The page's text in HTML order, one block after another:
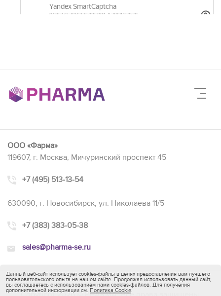
ООО «Фарма»
119607, г. Москва, Мичуринский проспект 45
+7 (495) 513-13-54
630090, г. Новосибирск, ул. Николаева 11/5
+7 (383) 383-05-38
sales@pharma-se.ru
Данный веб-сайт использует cookies-файлы в целях предоставления вам лучшего
пользовательского опыта на нашем сайте. Продолжая использовать данный сайт,
вы соглашаетесь с использованием нами cookies-файлов. Для получения
дополнительной информации см. Политика Cookie.